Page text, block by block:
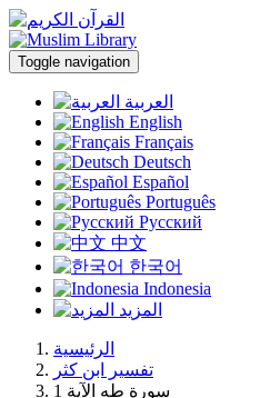
Toggle navigation
العربية
English
Français
Deutsch
Español
Português
Русский
中文
한국어
Indonesia
المزيد
الرئيسية
تفسير ابن كثر
سورة طه الآية 1